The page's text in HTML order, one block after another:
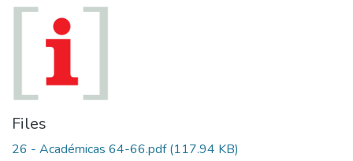
Files
26 - Académicas 64-66.pdf(117.94 KB)